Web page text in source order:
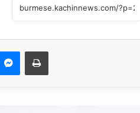
Messenger
Print